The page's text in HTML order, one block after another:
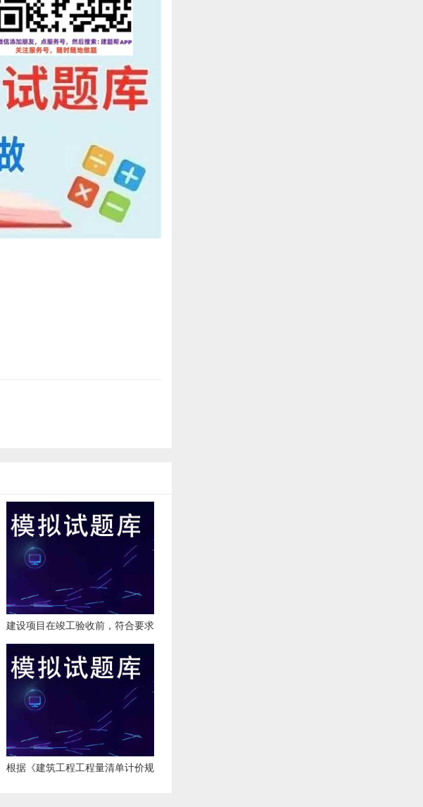
建设项目在竣工验收前，符合要求
评价是()。
根据《建筑工程工程量清单计价规